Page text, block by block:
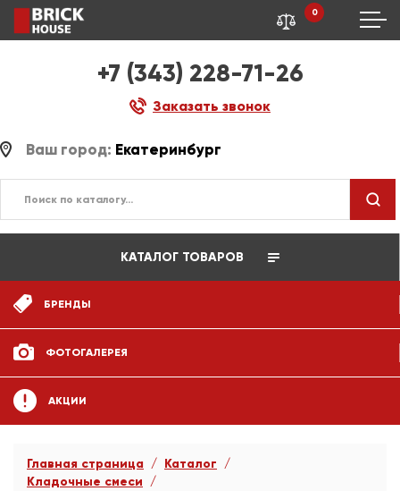
+7 (343) 228-71-26
Заказать звонок
0
Ваш город: Екатеринбург
КАТАЛОГ ТОВАРОВ
БРЕНДЫ
ФОТОГАЛЕРЕЯ
АКЦИИ
Главная страница
Каталог
Кладочные смеси